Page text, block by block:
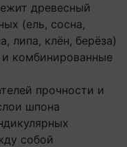
древесный
(ель, сосна,
липа, клён, берёза)
комбинированные
прочности и
шпона
собой